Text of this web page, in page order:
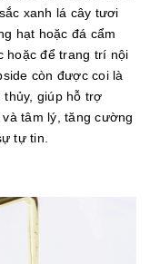
xanh lá cây tươi
hạt hoặc đá cẩm
hoặc để trang trí nội
còn được coi là
thủy, giúp hỗ trợ
tâm lý, tăng cường
tự tin.